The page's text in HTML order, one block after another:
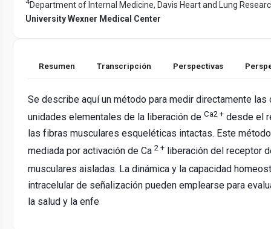
4Department of Internal Medicine, Davis Heart and Lung
University Wexner Medical Center
Resumen Transcripción Perspectivas
Se describe aquí un método para medir directamente
unidades elementales de la liberación de Ca2 + desde el
las fibras musculares esqueléticas intactas. Este
mediada por activación de Ca 2 + liberación del receptor
musculares aisladas. La dinámica y la capacidad
intracelular de señalización pueden emplearse para
la salud y la enfe